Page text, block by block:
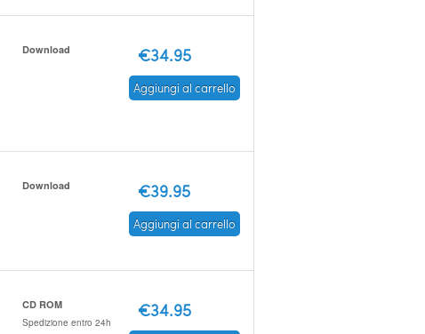
Download €34.95
Aggiungi al carrello
Download €39.95
Aggiungi al carrello
CD ROM
Spedizione entro 24h
€34.95